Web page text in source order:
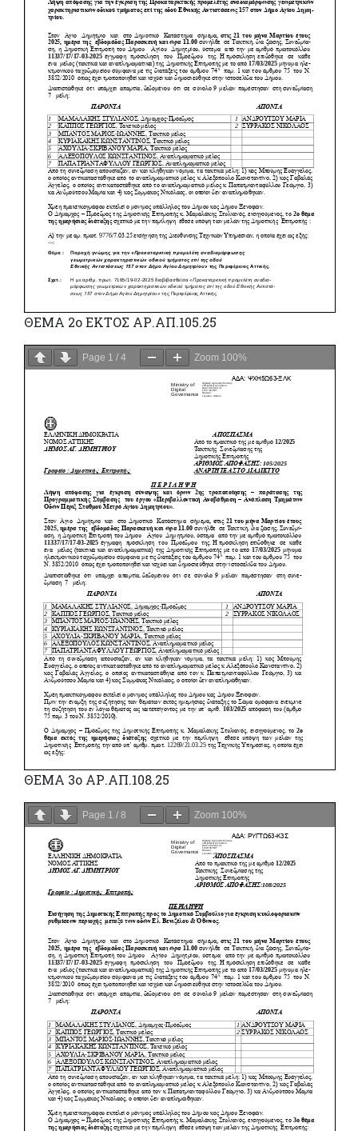
ΘΕΜΑ 2ο ΕΚΤΟΣ ΑΡ.ΑΠ.105.25
Page 1 / 4 Zoom 100%
ΘΕΜΑ 3ο ΑΡ.ΑΠ.108.25
Page 1 / 8 Zoom 100%